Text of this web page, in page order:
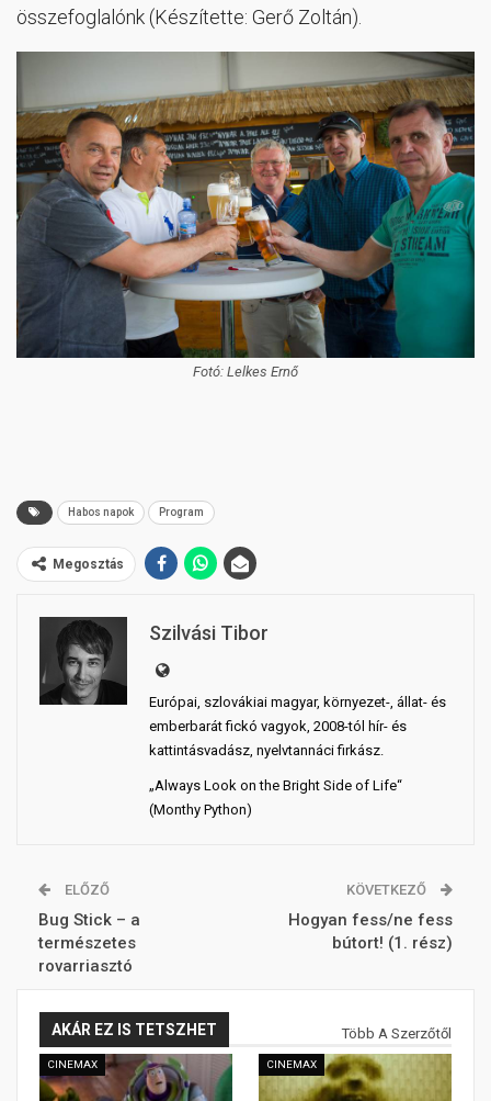
összefoglalónk (Készítette: Gerő Zoltán).
Fotó: Lelkes Ernő
Habos napok Program
Megosztás
Szilvási Tibor
Európai, szlovákiai magyar, környezet-, állat- és
emberbarát fickó vagyok, 2008-tól hír- és
kattintásvadász, nyelvtannáci firkász.
„Always Look on the Bright Side of Life“
(Monthy Python)
ELŐZŐ
Bug Stick – a
természetes
rovarriasztó
KÖVETKEZŐ
Hogyan fess/ne fess
bútort! (1. rész)
AKÁR EZ IS TETSZHET Több A Szerzőtől
CINEMAX CINEMAX